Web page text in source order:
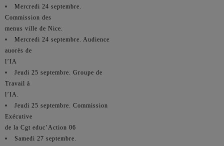
Mercredi 24 septembre.
Commission des
menus ville de Nice.
Mercredi 24 septembre. Audience
auorès de
l’IA
Jeudi 25 septembre. Groupe de
Travail à
l’IA.
Jeudi 25 septembre. Commission
Exécutive
de la Cgt educ’Action 06
Samedi 27 septembre.